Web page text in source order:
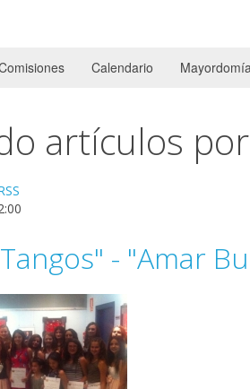
Calendario
artículos
- "Amar